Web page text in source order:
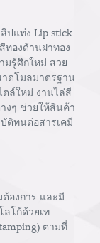
ปแท่ง Lip stick
องด้านฝาทอง
มรู้ศึกใหม่ สวย
ดโมลมาตรฐาน
ตล์ใหม่ งานไล่สี
งๆ ช่วยให้สินค้า
ติทนต่อสารเคมี
องการ และมี
โก้ด้วยเท
ตามที่